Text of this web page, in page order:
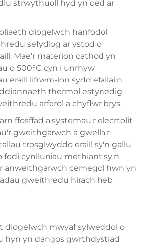
strwythuoll hyd yn oed ar
diogelwch hanfodol
sefydlog ar ystod o
Mae'r materion cathod yn
o 500°C cyn i unrhyw
eraill lifrwm-ion sydd efallai'n
thermol estynedig
arferol a chyflwr brys.
ffosffad a systemau'r elecrtolit
gweithgarwch a gwella'r
trosglwyddo eraill sy'n gallu
fodi cynlluniau methiant sy'n
anweithgarwch cemegol hwn yn
gweithredu hirach heb
diogelwch mwyaf sylweddol o
hyn yn dangos gwrthdystiad